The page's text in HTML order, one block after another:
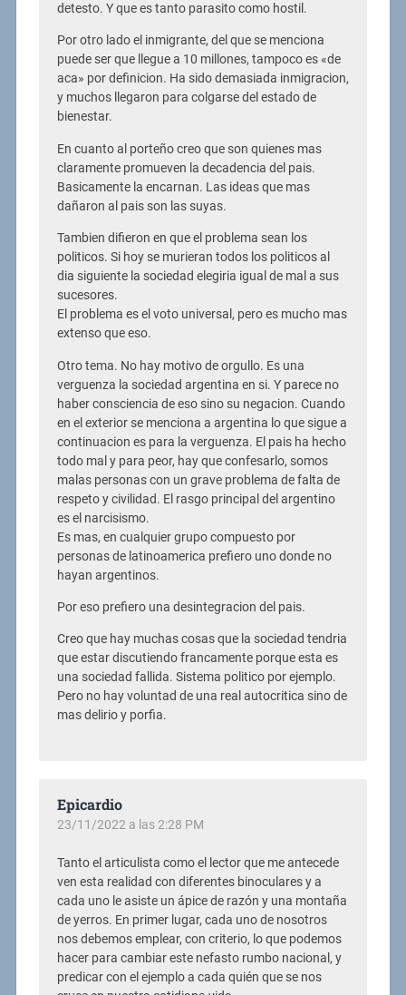
detesto. Y que es tanto parasito como hostil.
Por otro lado el inmigrante, del que se menciona
puede ser que llegue a 10 millones, tampoco es «de
aca» por definicion. Ha sido demasiada inmigracion,
y muchos llegaron para colgarse del estado de
bienestar.
En cuanto al porteño creo que son quienes mas
claramente promueven la decadencia del pais.
Basicamente la encarnan. Las ideas que mas
dañaron al pais son las suyas.
Tambien difieron en que el problema sean los
politicos. Si hoy se murieran todos los politicos al
dia siguiente la sociedad elegiria igual de mal a sus
sucesores.
El problema es el voto universal, pero es mucho mas
extenso que eso.
Otro tema. No hay motivo de orgullo. Es una
verguenza la sociedad argentina en si. Y parece no
haber consciencia de eso sino su negacion. Cuando
en el exterior se menciona a argentina lo que sigue a
continuacion es para la verguenza. El pais ha hecho
todo mal y para peor, hay que confesarlo, somos
malas personas con un grave problema de falta de
respeto y civilidad. El rasgo principal del argentino
es el narcisismo.
Es mas, en cualquier grupo compuesto por
personas de latinoamerica prefiero uno donde no
hayan argentinos.
Por eso prefiero una desintegracion del pais.
Creo que hay muchas cosas que la sociedad tendria
que estar discutiendo francamente porque esta es
una sociedad fallida. Sistema politico por ejemplo.
Pero no hay voluntad de una real autocritica sino de
mas delirio y porfia.
Epicardio
23/11/2022 a las 2:28 PM
Tanto el articulista como el lector que me antecede
ven esta realidad con diferentes binoculares y a
cada uno le asiste un ápice de razón y una montaña
de yerros. En primer lugar, cada uno de nosotros
nos debemos emplear, con criterio, lo que podemos
hacer para cambiar este nefasto rumbo nacional, y
predicar con el ejemplo a cada quién que se nos